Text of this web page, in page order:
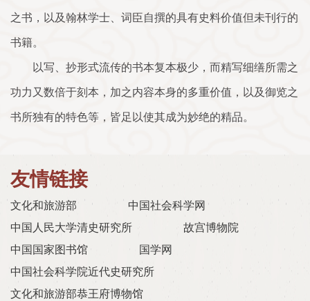
之书，以及翰林学士、词臣自撰的具有史料价值但未刊行的
书籍。
以写、抄形式流传的书本复本极少，而精写细缮所需之
功力又数倍于刻本，加之内容本身的多重价值，以及御览之
书所独有的特色等，皆足以使其成为妙绝的精品。
友情链接
文化和旅游部
中国社会科学网
中国人民大学清史研究所
故宫博物院
中国国家图书馆
国学网
中国社会科学院近代史研究所
文化和旅游部恭王府博物馆